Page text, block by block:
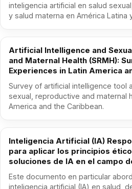
inteligencia artificial en salud
y salud materna en América Latina
Artificial Intelligence and
and Maternal Health (SRMH):
Experiences in Latin America
Survey of artificial intelligence tool
sexual, reproductive and maternal
America and the Caribbean.
Inteligencia Artificial (IA)
para aplicar los principios
soluciones de IA en el campo
Este documento en particular
inteligencia artificial (IA) en salud,